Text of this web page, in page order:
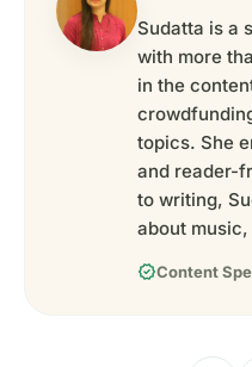
Sudatta is a
with more
in the
topics. She
and reader-
to writing,
about
verifiedContent